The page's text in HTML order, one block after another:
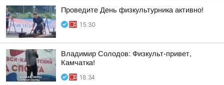
Проведите День физкультурника активно!
15:30
Владимир Солодов: Физкульт-привет,
Камчатка!
18:34